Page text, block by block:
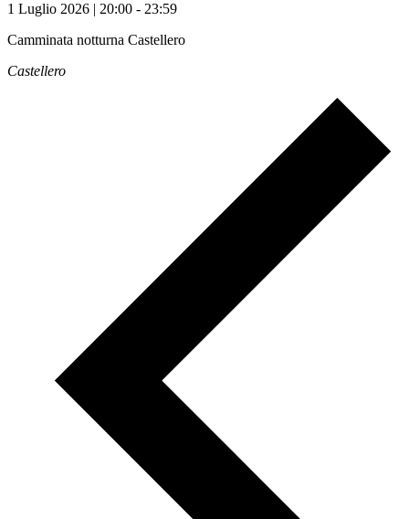
1 Luglio 2026 | 20:00 - 23:59
Camminata notturna Castellero
Castellero